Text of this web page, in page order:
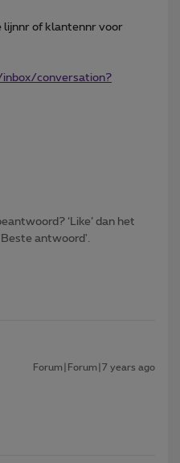
lijnnr of klantennr voor
conversation?
‘Like’ dan het
antwoord'.
Forum|Forum|7 years ago